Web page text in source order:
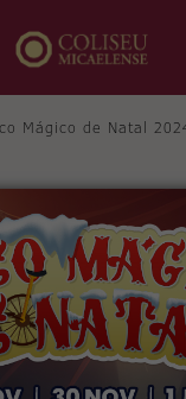
Mágico de Natal